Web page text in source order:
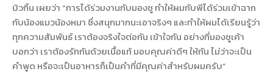
บิวกิ้น เผยว่า “การได้ร่วมงานกับมองชู ทำให้ผมกับพีได้ร่วมเข้าฉาก
กับน้องแมวน้องหมา ซึ่งสนุกมากนะเอาจริงๆ และทำให้ผมได้เรียนรู้ว่า
ทุกความสัมพันธ์ เราต้องจริงใจต่อกัน เข้าใจกัน อย่างที่มองชูเค้า
บอกว่า เราต้องรักกันด้วยเนื้อแท้ มอบคุณค่าดีๆ ให้กัน ไม่ว่าจะเป็น
คำพูด หรือจะเป็นอาหารก็เป็นคำที่มีคุณค่าสำหรับผมครับ”